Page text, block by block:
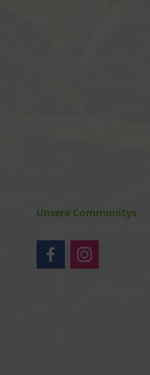
Unsere Communitys